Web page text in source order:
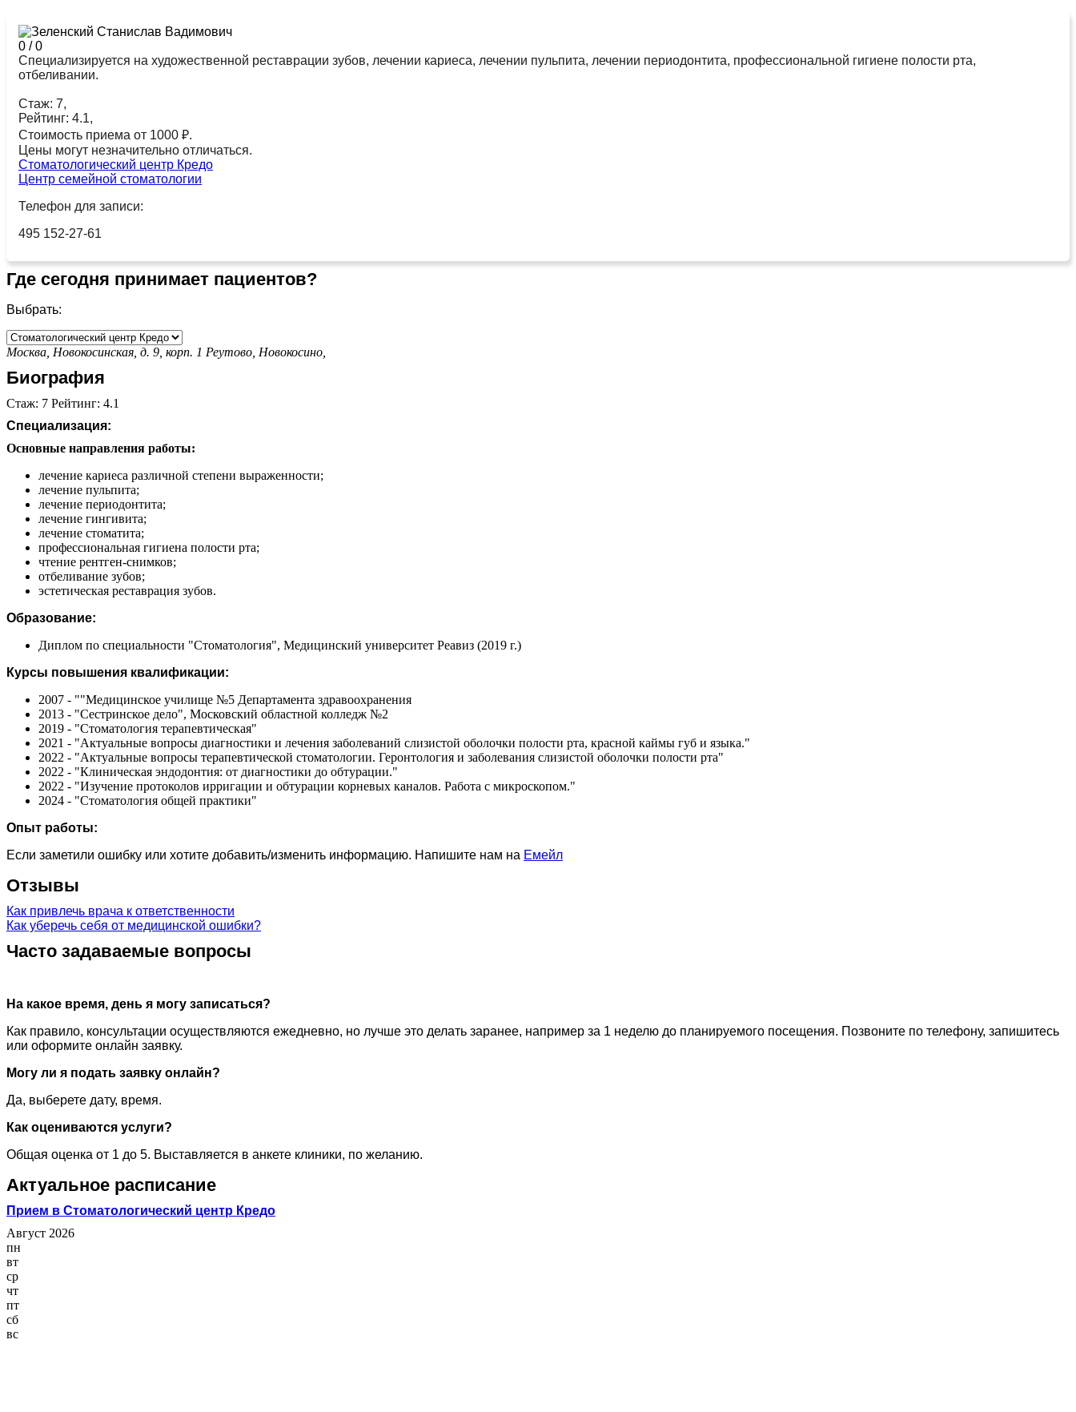
0 /0
Специализируется на художественной реставрации зубов, лечении кариеса, лечении пульпита, лечении периодонтита, профессиональной гигиене полости рта,
отбеливании.
Стаж: 7,
Рейтинг: 4.1,
Стоимость приема от 1000 ₽.
Цены могут незначительно отличаться.
Стоматологический центр Кредо
Центр семейной стоматологии
Телефон для записи:
495 152-27-61
Где сегодня принимает пациентов?
Выбрать:
Москва, Новокосинская, д. 9, корп. 1 Реутово, Новокосино,
Биография
Стаж: 7 Рейтинг: 4.1
Специализация:
Основные направления работы:
лечение кариеса различной степени выраженности;
лечение пульпита;
лечение периодонтита;
лечение гингивита;
лечение стоматита;
профессиональная гигиена полости рта;
чтение рентген-снимков;
отбеливание зубов;
эстетическая реставрация зубов.
Образование:
Диплом по специальности "Стоматология", Медицинский университет Реавиз (2019 г.)
Курсы повышения квалификации:
2007 - ""Медицинское училище №5 Департамента здравоохранения
2013 - "Сестринское дело", Московский областной колледж №2
2019 - "Стоматология терапевтическая"
2021 - "Актуальные вопросы диагностики и лечения заболеваний слизистой оболочки полости рта, красной каймы губ и языка."
2022 - "Актуальные вопросы терапевтической стоматологии. Геронтология и заболевания слизистой оболочки полости рта"
2022 - "Клиническая эндодонтия: от диагностики до обтурации."
2022 - "Изучение протоколов ирригации и обтурации корневых каналов. Работа с микроскопом."
2024 - "Стоматология общей практики"
Опыт работы:
Если заметили ошибку или хотите добавить/изменить информацию. Напишите нам на Емейл
Отзывы
Как привлечь врача к ответственности
Как уберечь себя от медицинской ошибки?
Часто задаваемые вопросы
На какое время, день я могу записаться?
Как правило, консультации осуществляются ежедневно, но лучше это делать заранее, например за 1 неделю до планируемого посещения. Позвоните по телефону, запишитесь
или оформите онлайн заявку.
Могу ли я подать заявку онлайн?
Да, выберете дату, время.
Как оцениваются услуги?
Общая оценка от 1 до 5. Выставляется в анкете клиники, по желанию.
Актуальное расписание
Прием в Стоматологический центр Кредо
Август 2026
пн
вт
ср
чт
пт
сб
вс